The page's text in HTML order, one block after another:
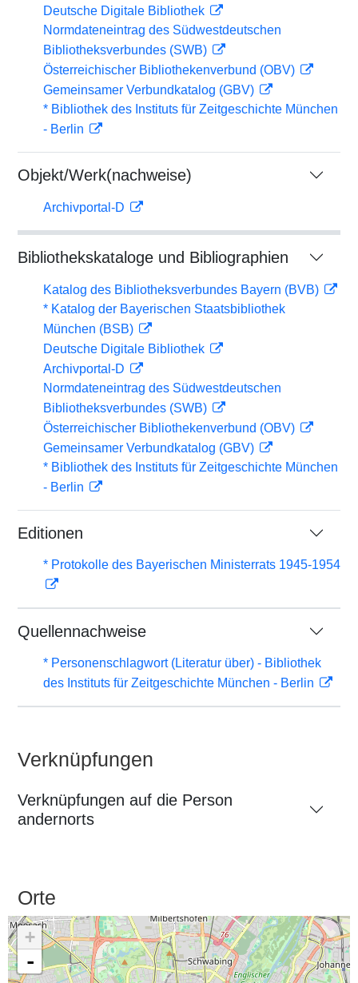
Deutsche Digitale Bibliothek
Normdateneintrag des Südwestdeutschen
Bibliotheksverbundes (SWB)
Österreichischer Bibliothekenverbund (OBV)
Gemeinsamer Verbundkatalog (GBV)
* Bibliothek des Instituts für Zeitgeschichte München
- Berlin
Objekt/Werk(nachweise)
Archivportal-D
Bibliothekskataloge und Bibliographien
Katalog des Bibliotheksverbundes Bayern (BVB)
* Katalog der Bayerischen Staatsbibliothek
München (BSB)
Deutsche Digitale Bibliothek
Archivportal-D
Normdateneintrag des Südwestdeutschen
Bibliotheksverbundes (SWB)
Österreichischer Bibliothekenverbund (OBV)
Gemeinsamer Verbundkatalog (GBV)
* Bibliothek des Instituts für Zeitgeschichte München
- Berlin
Editionen
* Protokolle des Bayerischen Ministerrats 1945-1954
Quellennachweise
* Personenschlagwort (Literatur über) - Bibliothek
des Instituts für Zeitgeschichte München - Berlin
Verknüpfungen
Verknüpfungen auf die Person
andernorts
Orte
+
-